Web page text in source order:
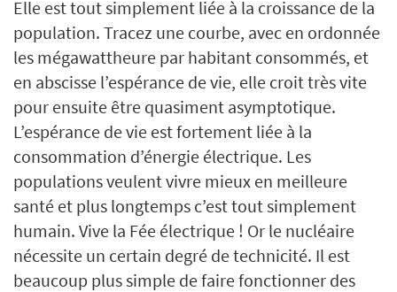
Elle est tout simplement liée à la croissance de la
population. Tracez une courbe, avec en ordonnée
les mégawattheure par habitant consommés, et
en abscisse l’espérance de vie, elle croit très vite
pour ensuite être quasiment asymptotique.
L’espérance de vie est fortement liée à la
consommation d’énergie électrique. Les
populations veulent vivre mieux en meilleure
santé et plus longtemps c’est tout simplement
humain. Vive la Fée électrique ! Or le nucléaire
nécessite un certain degré de technicité. Il est
beaucoup plus simple de faire fonctionner des